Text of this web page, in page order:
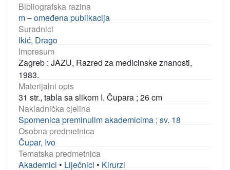
Bibliografska razina
m – omeđena publikacija
Suradnici
Ikić, Drago
Impresum
Zagreb : JAZU, Razred za medicinske znanosti,
1983.
Materijalni opis
31 str., tabla sa slikom I. Čupara ; 26 cm
Nakladnička cjelina
Spomenica preminulim akademicima ; sv. 18
Osobna predmetnica
Čupar, Ivo
Tematska predmetnica
Akademici • Liječnici • Kirurzi